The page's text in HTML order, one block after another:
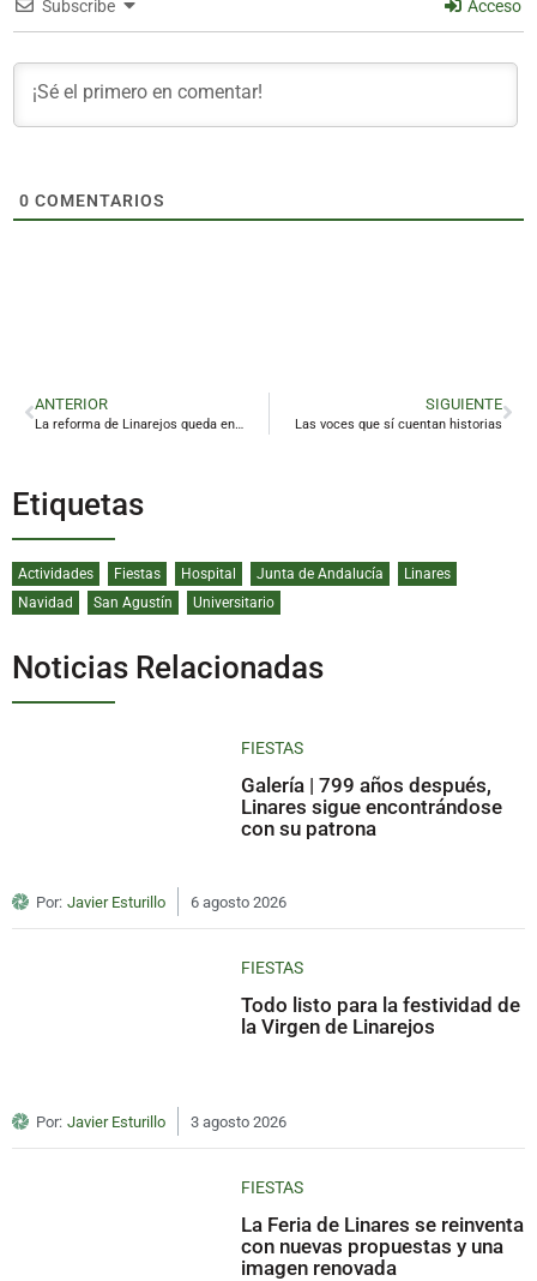
Subscribe Acceso
0 COMENTARIOS
ANTERIOR
La reforma de Linarejos queda en suspenso con un avance mínimo y sin constructora
SIGUIENTE
Las voces que sí cuentan historias
Etiquetas
Actividades Fiestas Hospital Junta de Andalucía
Linares
Navidad
San Agustín Universitario
Noticias Relacionadas
FIESTAS
Galería | 799 años después,
Linares sigue encontrándose
con su patrona
Por: Javier Esturillo 6 agosto 2026
FIESTAS
Todo listo para la festividad de
la Virgen de Linarejos
Por: Javier Esturillo 3 agosto 2026
FIESTAS
La Feria de Linares se reinventa
con nuevas propuestas y una
imagen renovada